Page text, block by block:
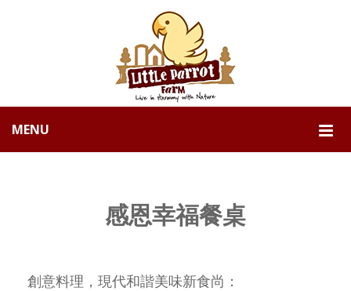
MENU
感恩幸福餐桌
創意料理，現代和諧美味新食尚：